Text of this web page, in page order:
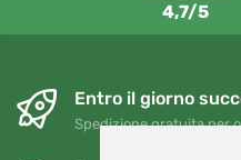
4,7/5
Entro il giorno
Spedizione gratuita per